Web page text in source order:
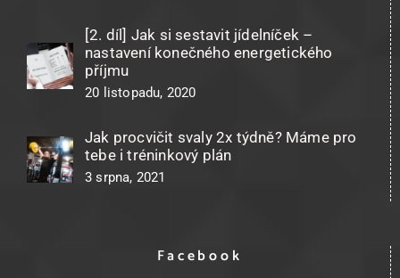
[2. díl] Jak si sestavit jídelníček –
nastavení konečného energetického
příjmu
20 listopadu, 2020
Jak procvičit svaly 2x týdně? Máme pro
tebe i tréninkový plán
3 srpna, 2021
Facebook